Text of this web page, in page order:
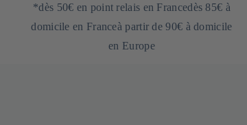
*dès 50€ en point relais en Francedès 85€ à
domicile en Franceà partir de 90€ à domicile
en Europe